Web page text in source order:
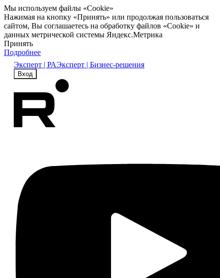
Мы используем файлы «Cookie»
Нажимая на кнопку «Принять» или продолжая пользоваться
сайтом, Вы соглашаетесь на обработку файлов «Cookie» и
данных метрической системы Яндекс.Метрика
Принять
Подробнее
Эксперт | РАЭксперт | Бизнес-решения
Вход